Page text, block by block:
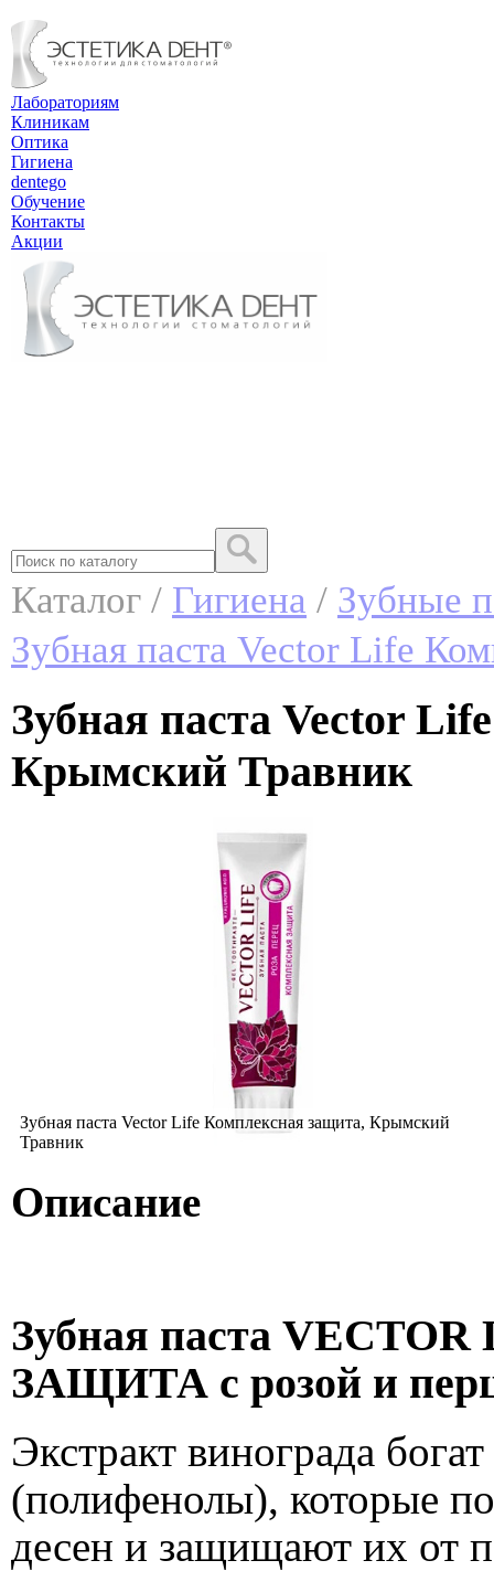
Лабораториям
Клиникам
Оптика
Гигиена
dentego
Обучение
Контакты
Акции
Каталог / Гигиена / Зубные
Зубная паста Vector Life
Зубная паста Vector
Крымский Травник
Зубная паста Vector Life Комплексная защита, Крымский
Травник
Описание
Зубная паста
ЗАЩИТА с розой и
Экстракт винограда
(полифенолы), которые
десен и защищают их от